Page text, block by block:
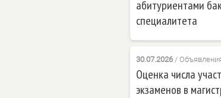
абитуриентами
специалитета
30.07.2026/
Оценка числа
экзаменов в